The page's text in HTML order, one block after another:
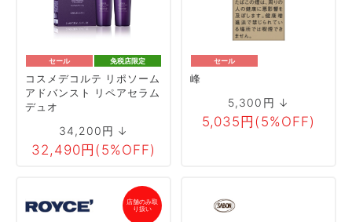
セール 免税店限定
コスメデコルテ リポソーム
アドバンスト リペアセラム
デュオ
34,200円 ↓
32,490円(5%OFF)
セール
峰
5,300円 ↓
5,035円(5%OFF)
店舗のみ取
り扱い